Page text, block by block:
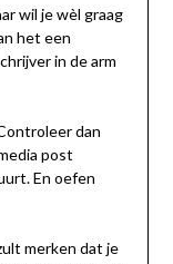
wil je wèl graag
het een
in de arm
dan
post
En oefen
merken dat je